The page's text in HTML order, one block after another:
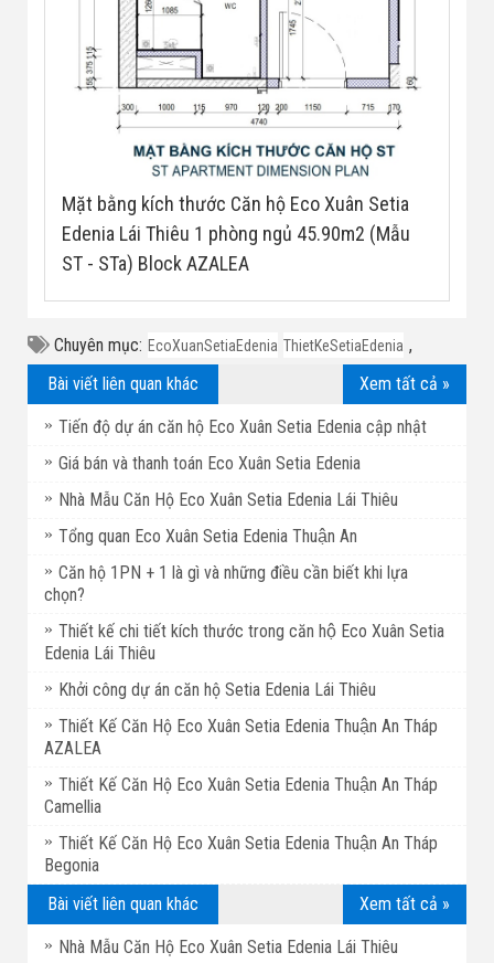
Mặt bằng kích thước Căn hộ Eco Xuân Setia
Edenia Lái Thiêu 1 phòng ngủ 45.90m2 (Mẫu
ST - STa) Block AZALEA
Chuyên mục: EcoXuanSetiaEdenia ,
ThietKeSetiaEdenia
Xem tất cả »
Bài viết liên quan khác
Tiến độ dự án căn hộ Eco Xuân Setia Edenia cập nhật
Giá bán và thanh toán Eco Xuân Setia Edenia
Nhà Mẫu Căn Hộ Eco Xuân Setia Edenia Lái Thiêu
Tổng quan Eco Xuân Setia Edenia Thuận An
Căn hộ 1PN + 1 là gì và những điều cần biết khi lựa
chọn?
Thiết kế chi tiết kích thước trong căn hộ Eco Xuân Setia
Edenia Lái Thiêu
Khởi công dự án căn hộ Setia Edenia Lái Thiêu
Thiết Kế Căn Hộ Eco Xuân Setia Edenia Thuận An Tháp
AZALEA
Thiết Kế Căn Hộ Eco Xuân Setia Edenia Thuận An Tháp
Camellia
Thiết Kế Căn Hộ Eco Xuân Setia Edenia Thuận An Tháp
Begonia
Xem tất cả »
Bài viết liên quan khác
Nhà Mẫu Căn Hộ Eco Xuân Setia Edenia Lái Thiêu